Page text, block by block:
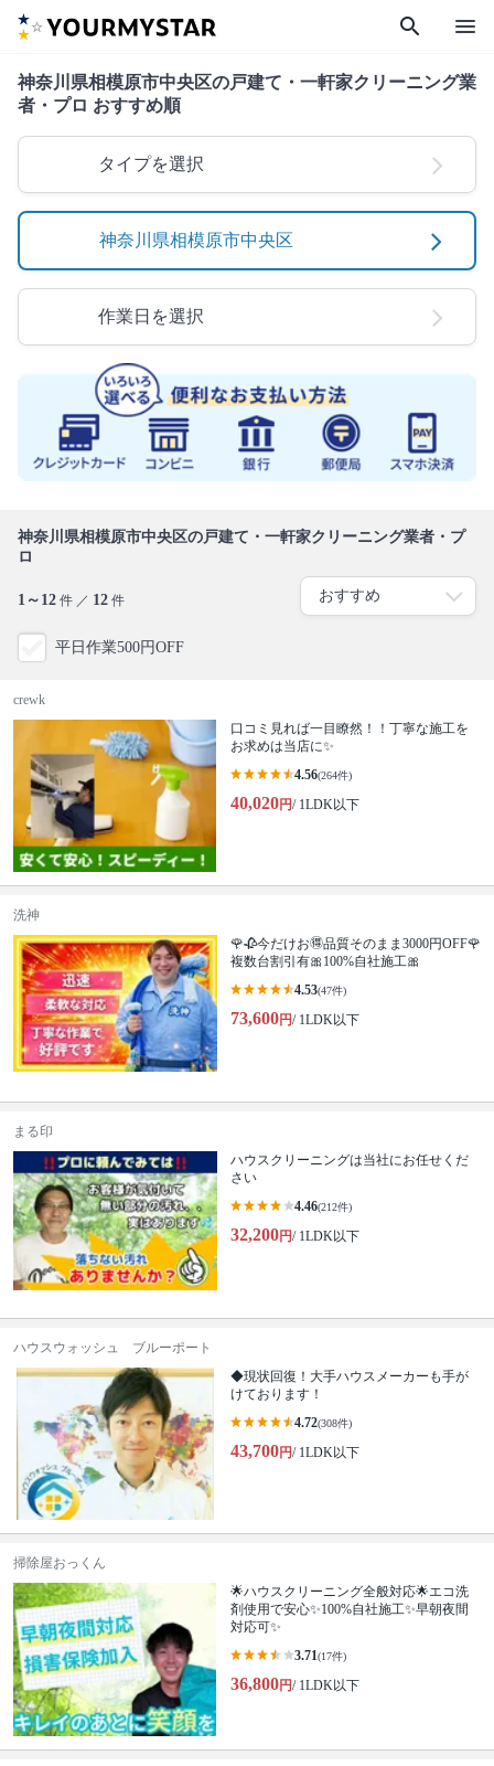
search menu
神奈川県相模原市中央区の戸建て・一軒家クリーニング業
者・プロ おすすめ順
タイプを選択
神奈川県相模原市中央区
作業日を選択
神奈川県相模原市中央区の戸建て・一軒家クリーニング業者・プ
ロ
1～12 件 ／ 12 件
平日作業500円OFF
crewk
口コミ見れば一目瞭然！！丁寧な施工を
お求めは当店に✨
4.56(264件)
40,020円/ 1LDK以下
洗神
🌹🥀今だけお🉐品質そのまま3000円OFF🌹
複数台割引有🎀100%自社施工🎀
4.53(47件)
73,600円/ 1LDK以下
まる印
ハウスクリーニングは当社にお任せくだ
さい
4.46(212件)
32,200円/ 1LDK以下
ハウスウォッシュ ブルーポート
◆現状回復！大手ハウスメーカーも手が
けております！
4.72(308件)
43,700円/ 1LDK以下
掃除屋おっくん
🌟ハウスクリーニング全般対応🌟エコ洗
剤使用で安心✨100%自社施工✨早朝夜間
対応可✨
3.71(17件)
36,800円/ 1LDK以下